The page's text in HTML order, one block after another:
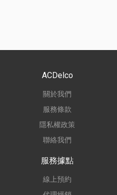
ACDelco
關於我們
服務條款
隱私權政策
聯絡我們
服務據點
線上預約